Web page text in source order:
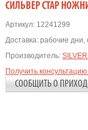
СИЛЬВЕР СТАР
Артикул:12241299
Доставка: рабочие дни,
Производитель:
Получить
СООБЩИТЬ О